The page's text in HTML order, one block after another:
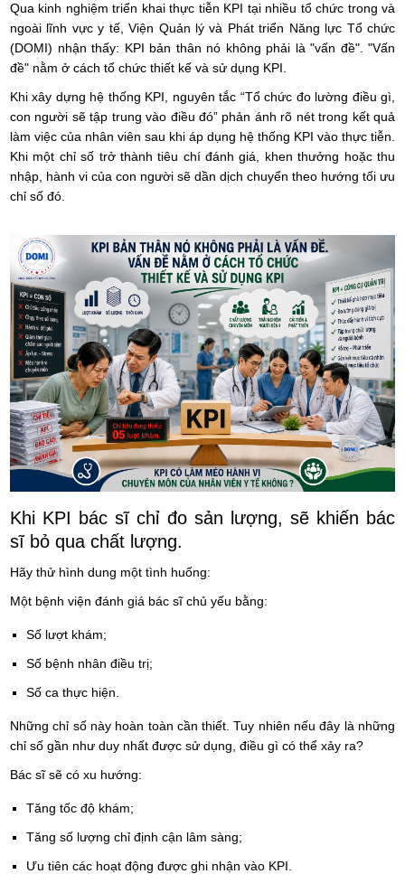
Qua kinh nghiệm triển khai thực tiễn KPI tại nhiều tổ chức trong và
ngoài lĩnh vực y tế, Viện Quản lý và Phát triển Năng lực Tổ chức
(DOMI) nhận thấy: KPI bản thân nó không phải là "vấn đề". "Vấn
đề" nằm ở cách tổ chức thiết kế và sử dụng KPI.
Khi xây dựng hệ thống KPI, nguyên tắc “Tổ chức đo lường điều gì,
con người sẽ tập trung vào điều đó” phản ánh rõ nét trong kết quả
làm việc của nhân viên sau khi áp dụng hệ thống KPI vào thực tiễn.
Khi một chỉ số trở thành tiêu chí đánh giá, khen thưởng hoặc thu
nhập, hành vi của con người sẽ dần dịch chuyển theo hướng tối ưu
chỉ số đó.
Khi KPI bác sĩ chỉ đo sản lượng, sẽ khiến bác
sĩ bỏ qua chất lượng.
Hãy thử hình dung một tình huống:
Một bệnh viện đánh giá bác sĩ chủ yếu bằng:
Số lượt khám;
Số bệnh nhân điều trị;
Số ca thực hiện.
Những chỉ số này hoàn toàn cần thiết. Tuy nhiên nếu đây là những
chỉ số gần như duy nhất được sử dụng, điều gì có thể xảy ra?
Bác sĩ sẽ có xu hướng:
Tăng tốc độ khám;
Tăng số lượng chỉ định cận lâm sàng;
Ưu tiên các hoạt động được ghi nhận vào KPI.